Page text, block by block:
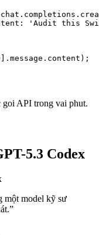
'Audit this
goi API trong vai phut.
5.3 Codex
một model kỹ sư
”